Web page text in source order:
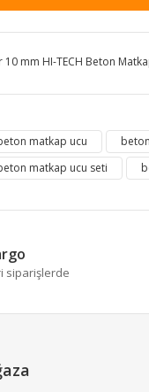
10 mm HI-TECH Beton
için teşekkür
kalitesiz, bozuk veya
eksik bilgiler
diğer sitelerden daha
benzer farklı alternatifler
matkap ucu
matkap ucu seti
siparişlerde